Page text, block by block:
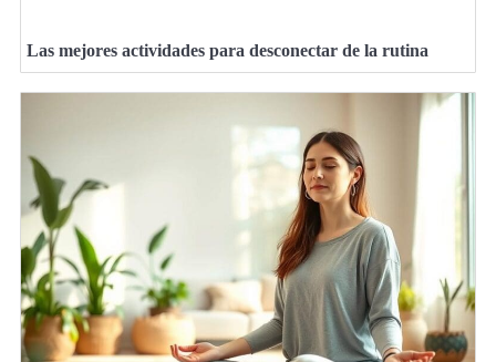
Las mejores actividades para desconectar de la rutina